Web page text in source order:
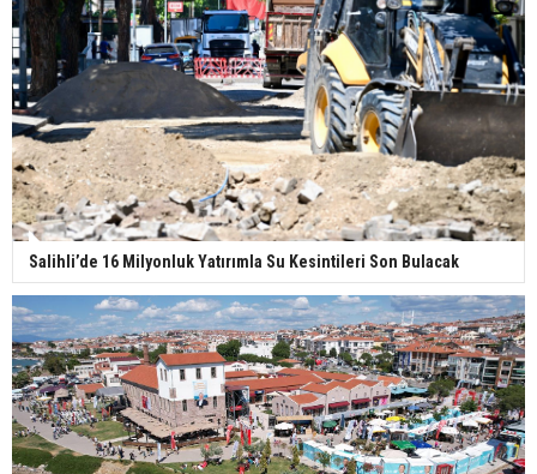
Salihli’de 16 Milyonluk Yatırımla Su Kesintileri Son Bulacak